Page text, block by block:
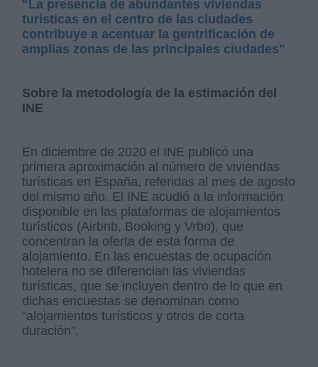
"La presencia de abundantes viviendas
turísticas en el centro de las ciudades
contribuye a acentuar la gentrificación de
amplias zonas de las principales ciudades"
Sobre la metodología de la estimación del
INE
En diciembre de 2020 el INE publicó una
primera aproximación al número de viviendas
turísticas en España, referidas al mes de agosto
del mismo año. El INE acudió a la información
disponible en las plataformas de alojamientos
turísticos (Airbnb, Booking y Vrbo), que
concentran la oferta de esta forma de
alojamiento. En las encuestas de ocupación
hotelera no se diferencian las viviendas
turísticas, que se incluyen dentro de lo que en
dichas encuestas se denominan como
“alojamientos turísticos y otros de corta
duración”.